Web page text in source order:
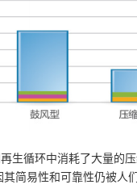
生循环中消耗了大量的
简易性和可靠性仍被人们